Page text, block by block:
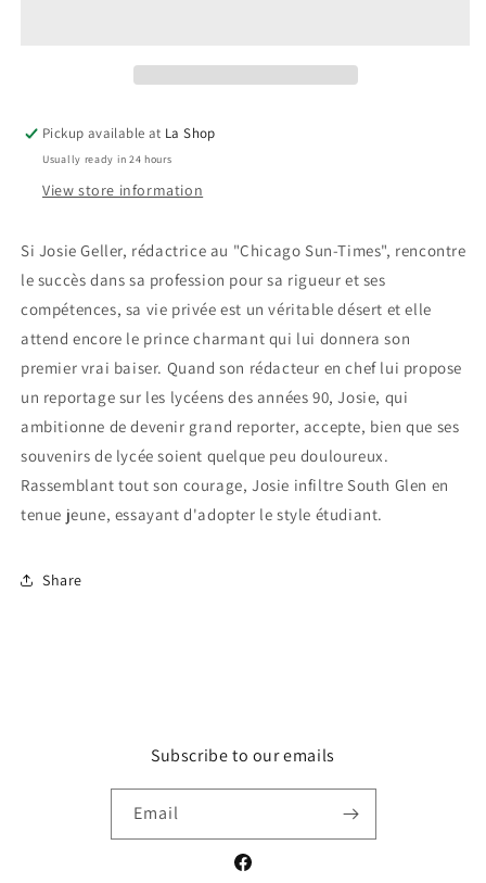
Pickup available at La Shop
Usually ready in 24 hours
View store information
Si Josie Geller, rédactrice au "Chicago Sun-Times", rencontre
le succès dans sa profession pour sa rigueur et ses
compétences, sa vie privée est un véritable désert et elle
attend encore le prince charmant qui lui donnera son
premier vrai baiser. Quand son rédacteur en chef lui propose
un reportage sur les lycéens des années 90, Josie, qui
ambitionne de devenir grand reporter, accepte, bien que ses
souvenirs de lycée soient quelque peu douloureux.
Rassemblant tout son courage, Josie infiltre South Glen en
tenue jeune, essayant d'adopter le style étudiant.
Share
Subscribe to our emails
Email
Facebook